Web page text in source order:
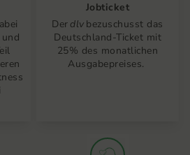
Jobticket
Der dlv bezuschusst das
Deutschland-Ticket mit
25% des monatlichen
Ausgabepreises.